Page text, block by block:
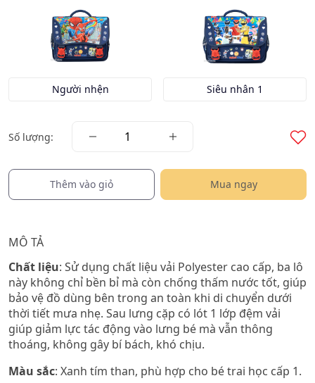
Người nhện Siêu nhân 1
Số lượng:
Thêm vào giỏ Mua ngay
MÔ TẢ
Chất liệu: Sử dụng chất liệu vải Polyester cao cấp, ba lô
này không chỉ bền bỉ mà còn chống thấm nước tốt, giúp
bảo vệ đồ dùng bên trong an toàn khi di chuyển dưới
thời tiết mưa nhẹ. Sau lưng cặp có lót 1 lớp đệm vải
giúp giảm lực tác động vào lưng bé mà vẫn thông
thoáng, không gây bí bách, khó chịu.
Màu sắc: Xanh tím than, phù hợp cho bé trai học cấp 1.